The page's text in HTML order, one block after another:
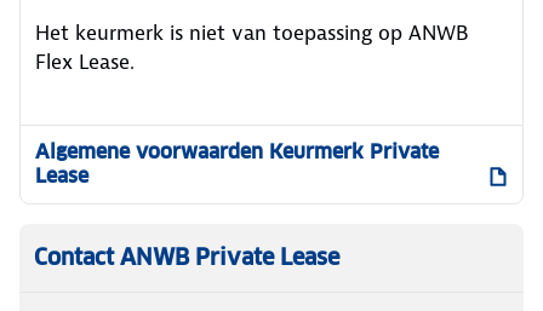
Het keurmerk is niet van toepassing op ANWB
Flex Lease.
Algemene voorwaarden Keurmerk Private
Lease
Contact ANWB Private Lease